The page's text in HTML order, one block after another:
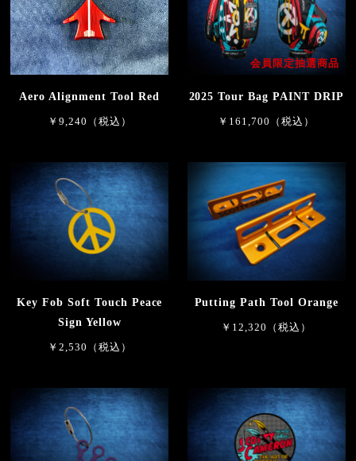
Aero Alignment Tool Red
￥9,240（税込）
会員限定抽選商品
2025 Tour Bag PAINT DRIP
￥161,700（税込）
Key Fob Soft Touch Peace
Sign Yellow
￥2,530（税込）
Putting Path Tool Orange
￥12,320（税込）